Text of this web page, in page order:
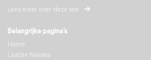
Lees meer over deze site
Belangrijke pagina’s
Home
Laatste Nieuws